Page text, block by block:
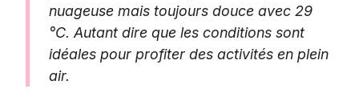
nuageuse mais toujours douce avec 29
°C. Autant dire que les conditions sont
idéales pour profiter des activités en plein
air.